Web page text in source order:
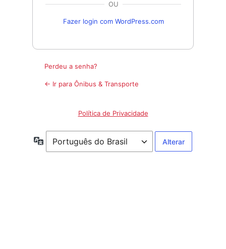
OU
Fazer login com WordPress.com
Perdeu a senha?
← Ir para Ônibus & Transporte
Política de Privacidade
Idioma